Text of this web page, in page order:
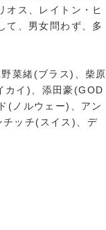
オス、レイトン・ヒ
て、男女問わず、多
菜緒(ブラス)、柴原
カイ)、添田豪(GOD
(ノルウェー)、アン
チッチ(スイス)、デ